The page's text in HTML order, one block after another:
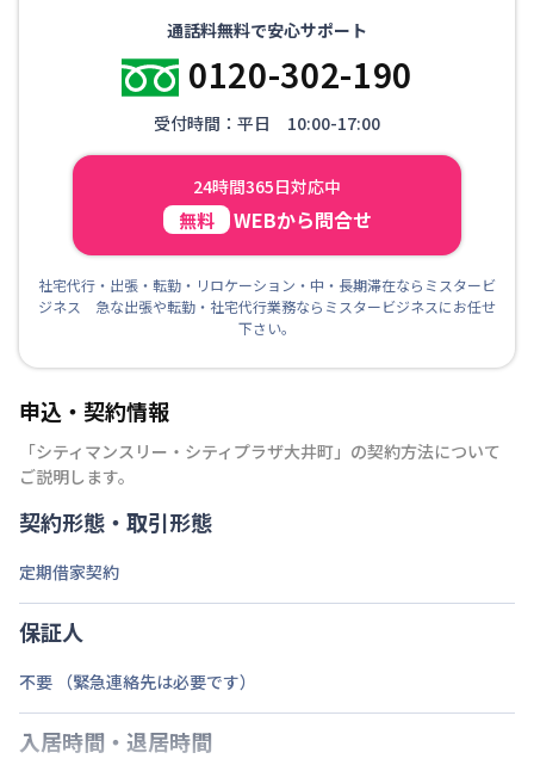
通話料無料で安心サポート
0120-302-190
受付時間：平日 10:00-17:00
24時間365日対応中
無料 WEBから問合せ
社宅代行・出張・転勤・リロケーション・中・長期滞在ならミスタービ
ジネス 急な出張や転勤・社宅代行業務ならミスタービジネスにお任せ
下さい。
申込・契約情報
「シティマンスリー・シティプラザ大井町 」の契約方法について
ご説明します。
契約形態・取引形態
定期借家契約
保証人
不要 （緊急連絡先は必要です）
入居時間・退居時間